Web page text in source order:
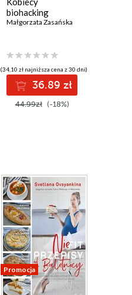
biohacking
Małgorzata Zasańska
(34,10 zł najniższa cena z 30 dni)
36.89 zł
44.99zł (-18%)
Promocja